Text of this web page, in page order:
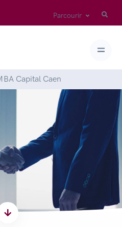
Parcourir
Capital Caen